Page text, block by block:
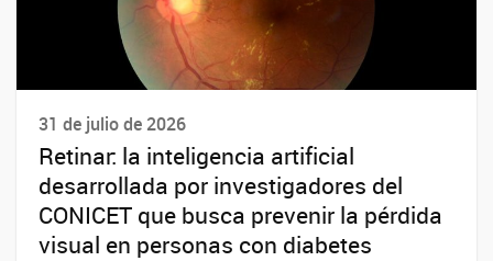
31 de julio de 2026
Retinar: la inteligencia artificial
desarrollada por investigadores del
CONICET que busca prevenir la pérdida
visual en personas con diabetes